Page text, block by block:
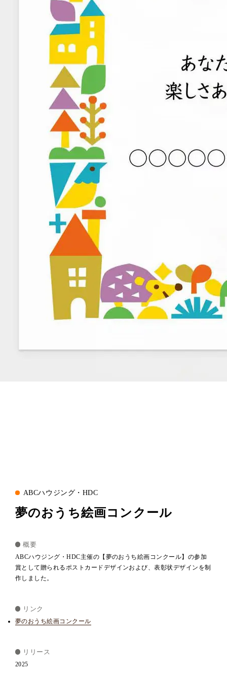
夢のおうち絵画コンクール
ABCハウジング・HDC
概要
ABCハウジング・HDC主催の【夢のおうち絵画コンクール】の参加
賞として贈られるポストカードデザインおよび、表彰状デザインを制
作しました。
リンク
夢のおうち絵画コンクール
リリース
2025